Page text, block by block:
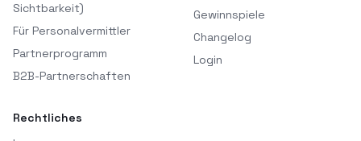
Sichtbarkeit)
Für Personalvermittler
Partnerprogramm
B2B-Partnerschaften
Gewinnspiele
Changelog
Login
Rechtliches